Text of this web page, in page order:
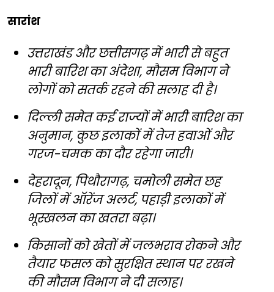
सारांश
उत्तराखंड और छत्तीसगढ़ में भारी से बहुत
भारी बारिश का अंदेशा, मौसम विभाग ने
लोगों को सतर्क रहने की सलाह दी है।
दिल्ली समेत कई राज्यों में भारी बारिश का
अनुमान, कुछ इलाकों में तेज हवाओं और
गरज-चमक का दौर रहेगा जारी।
देहरादून, पिथौरागढ़, चमोली समेत छह
जिलों में ऑरेंज अलर्ट, पहाड़ी इलाकों में
भूस्खलन का खतरा बढ़ा।
किसानों को खेतों में जलभराव रोकने और
तैयार फसल को सुरक्षित स्थान पर रखने
की मौसम विभाग ने दी सलाह।